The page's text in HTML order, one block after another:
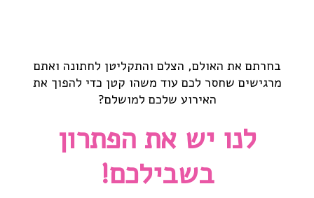
המלצות
תא צילום שקוף
צילומי ווייטסקרין לאירוע
בחרתם את האולם, הצלם והתקליטן לחתונה ואתם
מרגישים שחסר לכם עוד משהו קטן כדי להפוך את
האירוע שלכם למושלם?
לנו יש את הפתרון
בשבילכם!